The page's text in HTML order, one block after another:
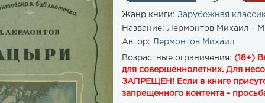
Жанр книги:Зарубежная
Название: Лермонтов Михаил -
Автор: Лермонтов Михаил
Возрастные ограничения: (18+)
для совершеннолетних. Для
ЗАПРЕЩЕН! Если в книге
запрещенного контента -